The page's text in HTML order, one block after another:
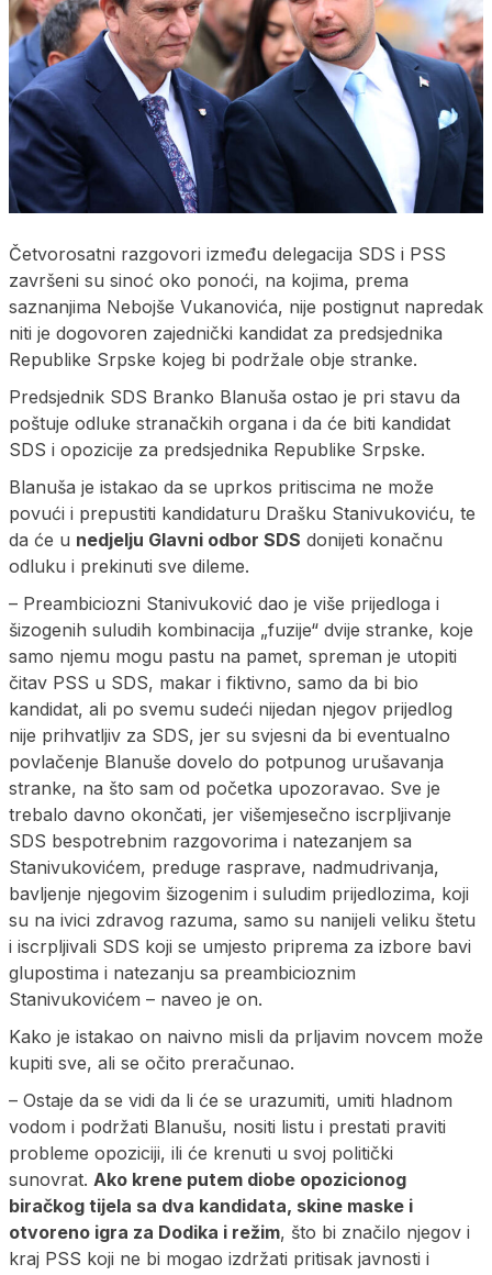
Četvorosatni razgovori između delegacija SDS i PSS
završeni su sinoć oko ponoći, na kojima, prema
saznanjima Nebojše Vukanovića, nije postignut napredak
niti je dogovoren zajednički kandidat za predsjednika
Republike Srpske kojeg bi podržale obje stranke.
Predsjednik SDS Branko Blanuša ostao je pri stavu da
poštuje odluke stranačkih organa i da će biti kandidat
SDS i opozicije za predsjednika Republike Srpske.
Blanuša je istakao da se uprkos pritiscima ne može
povući i prepustiti kandidaturu Drašku Stanivukoviću, te
da će u nedjelju Glavni odbor SDS donijeti konačnu
odluku i prekinuti sve dileme.
– Preambiciozni Stanivuković dao je više prijedloga i
šizogenih suludih kombinacija „fuzije“ dvije stranke, koje
samo njemu mogu pastu na pamet, spreman je utopiti
čitav PSS u SDS, makar i fiktivno, samo da bi bio
kandidat, ali po svemu sudeći nijedan njegov prijedlog
nije prihvatljiv za SDS, jer su svjesni da bi eventualno
povlačenje Blanuše dovelo do potpunog urušavanja
stranke, na što sam od početka upozoravao. Sve je
trebalo davno okončati, jer višemjesečno iscrpljivanje
SDS bespotrebnim razgovorima i natezanjem sa
Stanivukovićem, preduge rasprave, nadmudrivanja,
bavljenje njegovim šizogenim i suludim prijedlozima, koji
su na ivici zdravog razuma, samo su nanijeli veliku štetu
i iscrpljivali SDS koji se umjesto priprema za izbore bavi
glupostima i natezanju sa preambicioznim
Stanivukovićem – naveo je on.
Kako je istakao on naivno misli da prljavim novcem može
kupiti sve, ali se očito preračunao.
– Ostaje da se vidi da li će se urazumiti, umiti hladnom
vodom i podržati Blanušu, nositi listu i prestati praviti
probleme opoziciji, ili će krenuti u svoj politički
sunovrat. Ako krene putem diobe opozicionog
biračkog tijela sa dva kandidata, skine maske i
otvoreno igra za Dodika i režim, što bi značilo njegov i
kraj PSS koji ne bi mogao izdržati pritisak javnosti i